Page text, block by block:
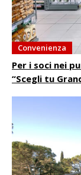
Convenienza
Per i soci nei
“Scegli tu